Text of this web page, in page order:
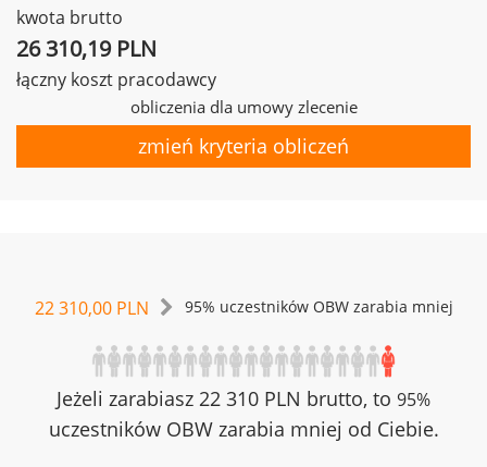
kwota brutto
26 310,19 PLN
łączny koszt pracodawcy
obliczenia dla umowy zlecenie
zmień kryteria obliczeń
22 310,00 PLN 95% uczestników OBW zarabia mniej
Jeżeli zarabiasz 22 310 PLN brutto, to 95%
uczestników OBW zarabia mniej od Ciebie.